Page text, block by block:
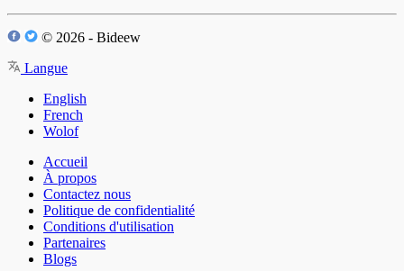
© 2026 - Bideew
Langue
English
French
Wolof
Accueil
À propos
Contactez nous
Politique de confidentialité
Conditions d'utilisation
Partenaires
Blogs